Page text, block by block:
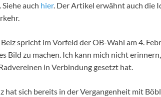
auch hier. Der Artikel erwähnt auch die
Belz spricht im Vorfeld der OB-Wahl am 4.
Bild zu machen. Ich kann mich nicht
in Verbindung gesetzt hat.
hat sich bereits in der Vergangenheit mit